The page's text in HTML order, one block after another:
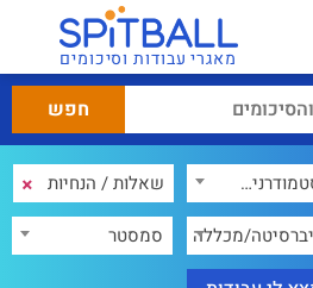
מאגרי עבודות וסיכומים
פוסטמודרניזם ×
מכללה סמסטר